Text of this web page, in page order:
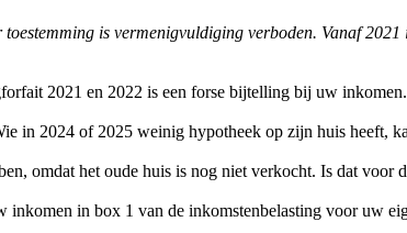
is vermenigvuldiging verboden. Vanaf
2021 en 2022 is een forse bijtelling bij uw
in 2024 of 2025 weinig hypotheek op zijn huis heeft,
omdat het oude huis is nog niet verkocht. Is dat voor
in box 1 van de inkomstenbelasting voor uw